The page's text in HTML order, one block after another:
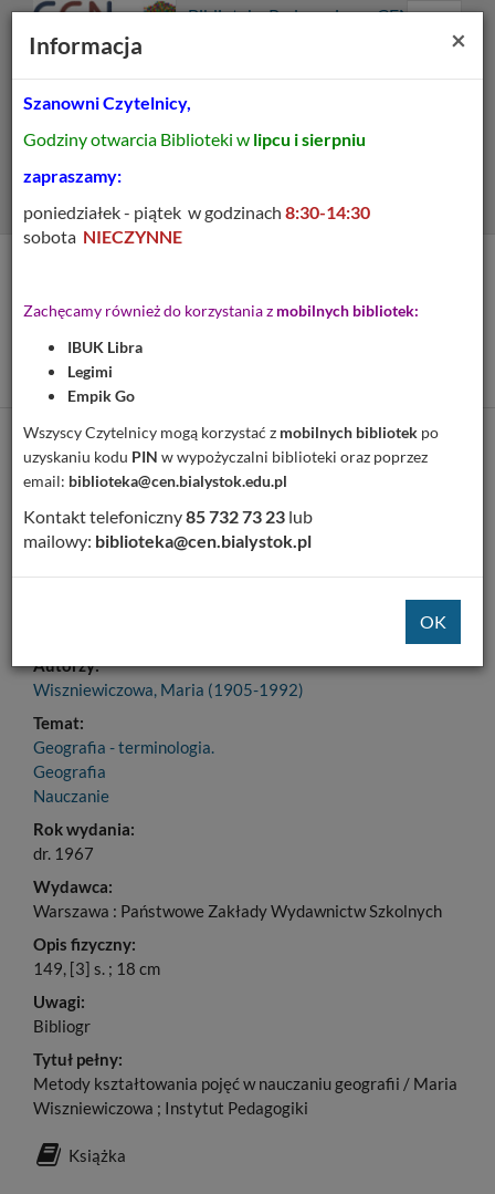
główne
główna
Prolib
główna
Biblioteka Pedagogiczna CEN
Menu
pojęć w nauczaniu
geografii
Cytuj
Dodaj na Twoją półkę
Szczegóły MARC 21
Autorzy:
Wiszniewiczowa, Maria (1905-1992)
Temat:
Geografia - terminologia.
Geografia
Nauczanie
Rok wydania:
dr. 1967
Wydawca:
Warszawa : Państwowe Zakłady Wydawnictw Szkolnych
Opis fizyczny:
149, [3] s. ; 18 cm
Uwagi:
Bibliogr
Tytuł pełny:
Metody kształtowania pojęć w nauczaniu geografii / Maria
Wiszniewiczowa ; Instytut Pedagogiki
Książka
×
Informacja
Szanowni Czytelnicy,
Godziny otwarcia Biblioteki w lipcu i sierpniu
zapraszamy:
poniedziałek - piątek w godzinach 8:30-14:30
sobota NIECZYNNE
Zachęcamy również do korzystania z mobilnych bibliotek:
IBUK Libra
Legimi
Empik Go
Wszyscy Czytelnicy mogą korzystać z mobilnych bibliotek po
uzyskaniu kodu PIN w wypożyczalni biblioteki oraz poprzez
email: biblioteka@cen.bialystok.edu.pl
Kontakt telefoniczny85 732 73 23 lub
mailowy: biblioteka@cen.bialystok.pl